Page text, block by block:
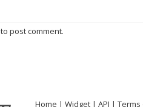
to post comment.
Home Widget API
Terms